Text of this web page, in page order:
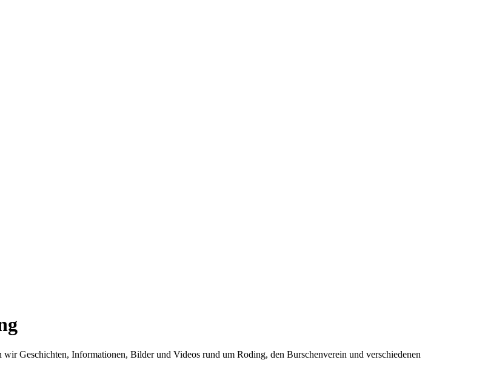
Geschichten, Informationen, Bilder und Videos rund um Roding, den Burschenverein und verschiedenen